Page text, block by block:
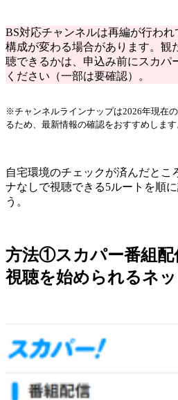
BS対応チャンネルは再編が行われ
構成が変わる場合があります。観
聴できるかは、申込み前にスカパ
ください（一部は要確認）。
※チャンネルラインナップは2026年現在
るため、最新情報の確認をおすすめします
自宅環境のチェックが済んだとこ
ナなしで視聴できる5ルートを順
う。
方法①スカパー番組配
視聴を始められるネ